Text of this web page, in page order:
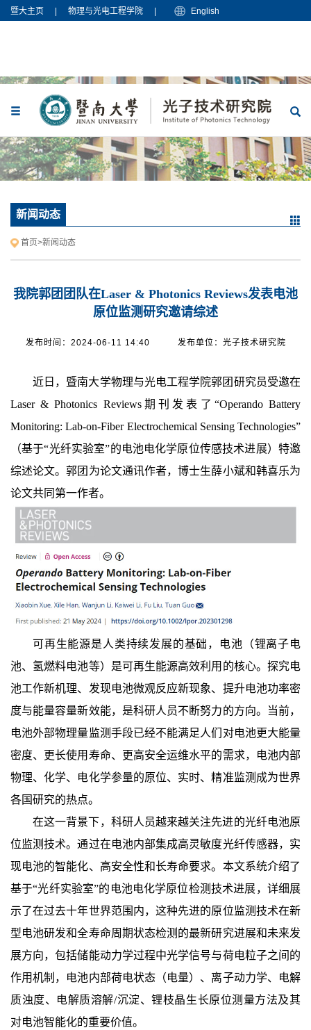
暨大主页 物理与光电工程学院 English
新闻动态
首页>新闻动态
我院郭团团队在Laser & Photonics Reviews发表电池
原位监测研究邀请综述
发布时间：2024-06-11 14:40 发布单位：光子技术研究院
近日，暨南大学物理与光电工程学院郭团研究员受邀在
Laser & Photonics Reviews期刊发表了 “Operando Battery
Monitoring: Lab-on-Fiber Electrochemical Sensing Technologies”
（基于“光纤实验室”的电池电化学原位传感技术进展）特邀
综述论文。郭团为论文通讯作者，博士生薛小斌和韩喜乐为
论文共同第一作者。
可再生能源是人类持续发展的基础，电池（锂离子电
池、氢燃料电池等）是可再生能源高效利用的核心。探究电
池工作新机理、发现电池微观反应新现象、提升电池功率密
度与能量容量新效能，是科研人员不断努力的方向。当前，
电池外部物理量监测手段已经不能满足人们对电池更大能量
密度、更长使用寿命、更高安全运维水平的需求，电池内部
物理、化学、电化学参量的原位、实时、精准监测成为世界
各国研究的热点。
在这一背景下，科研人员越来越关注先进的光纤电池原
位监测技术。通过在电池内部集成高灵敏度光纤传感器，实
现电池的智能化、高安全性和长寿命要求。本文系统介绍了
基于“光纤实验室”的电池电化学原位检测技术进展，详细展
示了在过去十年世界范围内，这种先进的原位监测技术在新
型电池研发和全寿命周期状态检测的最新研究进展和未来发
展方向，包括储能动力学过程中光学信号与荷电粒子之间的
作用机制， 电池内部荷电状态（电量）、离子动力学、电解
质浊度、电解质溶解/沉淀、锂枝晶生长原位测量方法及其
对电池智能化的重要价值。